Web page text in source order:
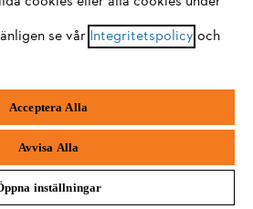
zu wechseln:
Chrome
se vår Integritetspolicy och
Acceptera Alla
Avvisa Alla
inställningar